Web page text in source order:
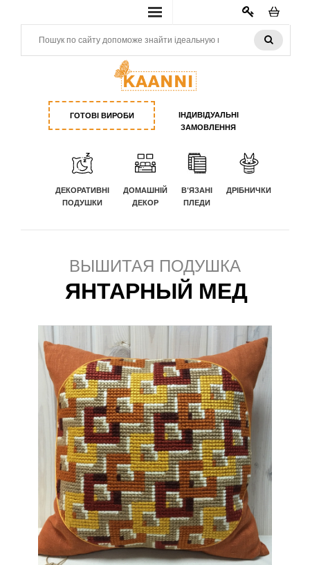
КАБИНЕТ
ГОТОВІ ВИРОБИ
ІНДИВІДУАЛЬНІ
ЗАМОВЛЕННЯ
ДЕКОРАТИВНІ
ПОДУШКИ
ДОМАШНІЙ
ДЕКОР
В'ЯЗАНІ
ПЛЕДИ
ДРІБНИЧКИ
ВЫШИТАЯ ПОДУШКА
ЯНТАРНЫЙ МЕД